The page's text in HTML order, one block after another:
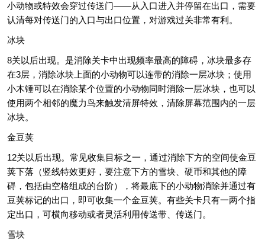
小动物或特效会穿过传送门——从入口进入并停留在出口，需要
认清每对传送门的入口与出口位置，对游戏过关非常有利。
冰块
8关以后出现。是消除关卡中出现频率最高的障碍，冰块最多存
在3层，消除冰块上面的小动物可以连带的消除一层冰块；使用
小木锤可以在消除某个位置的小动物同时消除一层冰块，也可以
使用两个相邻的魔力鸟来触发清屏特效，清除屏幕范围内的一层
冰块。
金豆荚
12关以后出现。常见收集目标之一，通过消除下方的空间使金豆
荚下落（竖线特效更好，要注意下方的雪块、硬币和其他的障
碍，包括由空格组成的台阶），将最底下的小动物消除并通过有
豆荚标记的出口，即可收集一个金豆荚。有些关卡只有一两个指
定出口，可横向移动或者灵活利用传送带、传送门。
雪块